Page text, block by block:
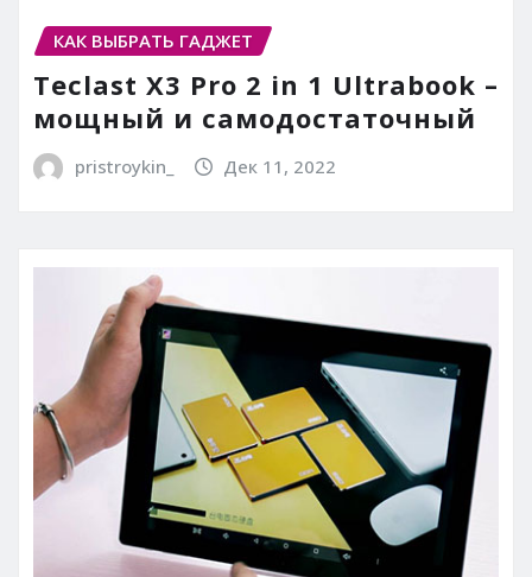
КАК ВЫБРАТЬ ГАДЖЕТ
Teclast X3 Pro 2 in 1 Ultrabook –
мощный и самодостаточный
pristroykin_ Дек 11, 2022